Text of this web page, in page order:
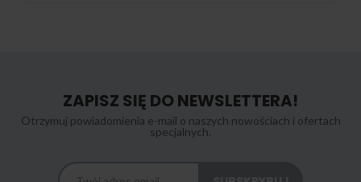
ZAPISZ SIĘ DO NEWSLETTERA!
Otrzymuj powiadomienia e-mail o naszych nowościach i ofertach
specjalnych.